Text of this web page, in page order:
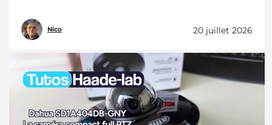
Nico 20 juillet 2026